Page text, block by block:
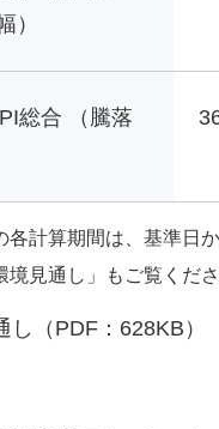
）
総合 （騰落
各計算期間は、基準日
見通し」もご覧くださ
し（PDF：628KB）